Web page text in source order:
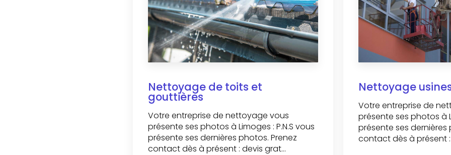
Nettoyage de toits et
gouttières
Votre entreprise de nettoyage vous
présente ses photos à Limoges : P.N.S vous
présente ses dernières photos. Prenez
contact dès à présent : devis grat...
Nettoyage
Votre entreprise de
présente ses photos à
présente ses dernières
contact dès à présent :